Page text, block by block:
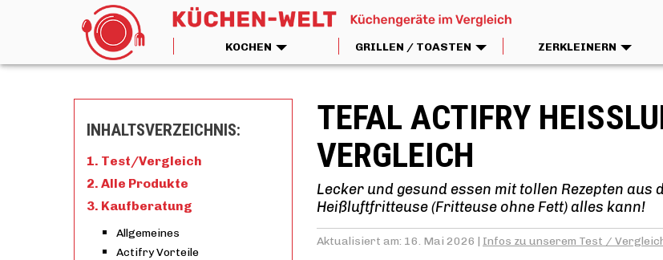
KOCHEN GRILLEN / TOASTEN ZERKLEINERN
INHALTSVERZEICHNIS:
Test/Vergleich
Alle Produkte
Kaufberatung
Allgemeines
Actifry Vorteile
TEFAL ACTIFRY
ERGLEICH
Lecker und gesund essen mit tollen Rezepten aus
Heißluftfritteuse (Fritteuse ohne Fett) alles kann!
Aktualisiert am: 16. Mai 2026 | Infos zu unserem Test /